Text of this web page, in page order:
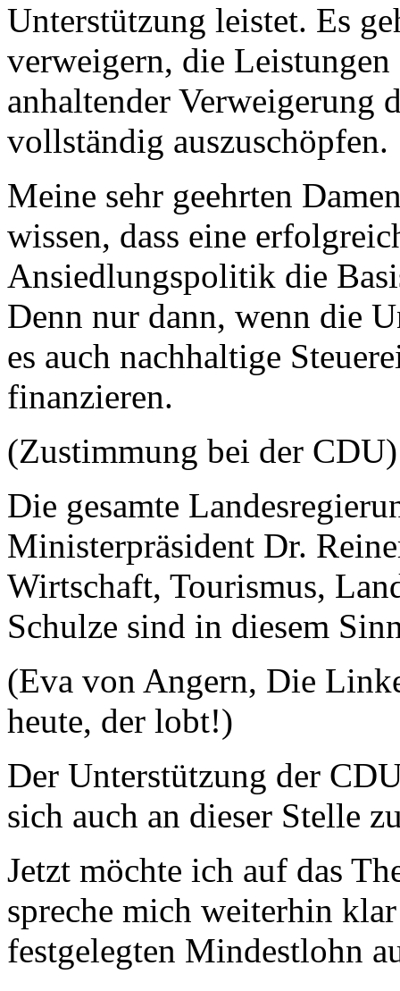
Unterstützung leistet. Es
verweigern, die
anhaltender Verweigerung
vollständig auszuschöpfen.
Meine sehr geehrten
wissen, dass eine
Ansiedlungspolitik die
Denn nur dann, wenn die
es auch nachhaltige
finanzieren.
(Zustimmung bei der CDU)
Die gesamte
Ministerpräsident Dr.
Wirtschaft, Tourismus,
Schulze sind in diesem
(Eva von Angern, Die
heute, der lobt!)
Der Unterstützung der
sich auch an dieser Stelle
Jetzt möchte ich auf das
spreche mich weiterhin
festgelegten Mindestlohn